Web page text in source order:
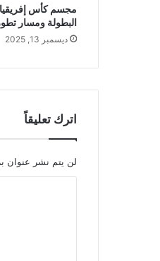
مجسم كأس إفريقيا
البطولة ومسار
ديسمبر 13, 2025
اترك تعليقاً
لن يتم نشر عنوان